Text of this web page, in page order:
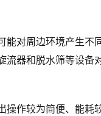
对周边环境产生不
器和脱水筛等设备
作较为简便、能耗